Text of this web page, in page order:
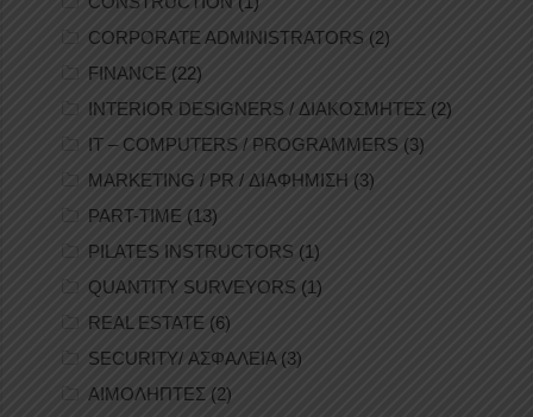
CORPORATE ADMINISTRATORS (2)
FINANCE (22)
INTERIOR DESIGNERS / ΔΙΑΚΟΣΜΗΤΕΣ (2)
IT – COMPUTERS / PROGRAMMERS (3)
MARKETING / PR / ΔΙΑΦΗΜΙΣΗ (3)
PART-TIME (13)
PILATES INSTRUCTORS (1)
QUANTITY SURVEYORS (1)
REAL ESTATE (6)
SECURITY/ ΑΣΦΑΛΕΙΑ(3)
ΑΙΜΟΛΗΠΤΕΣ (2)